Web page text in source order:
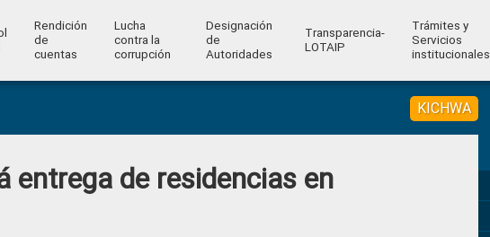
Rendición
de
cuentas
Lucha
contra la
corrupción
Designación
de
Autoridades
Transparencia-
LOTAIP
Trámites y
Servicios
institucionales
KICHWA
entrega de residencias en